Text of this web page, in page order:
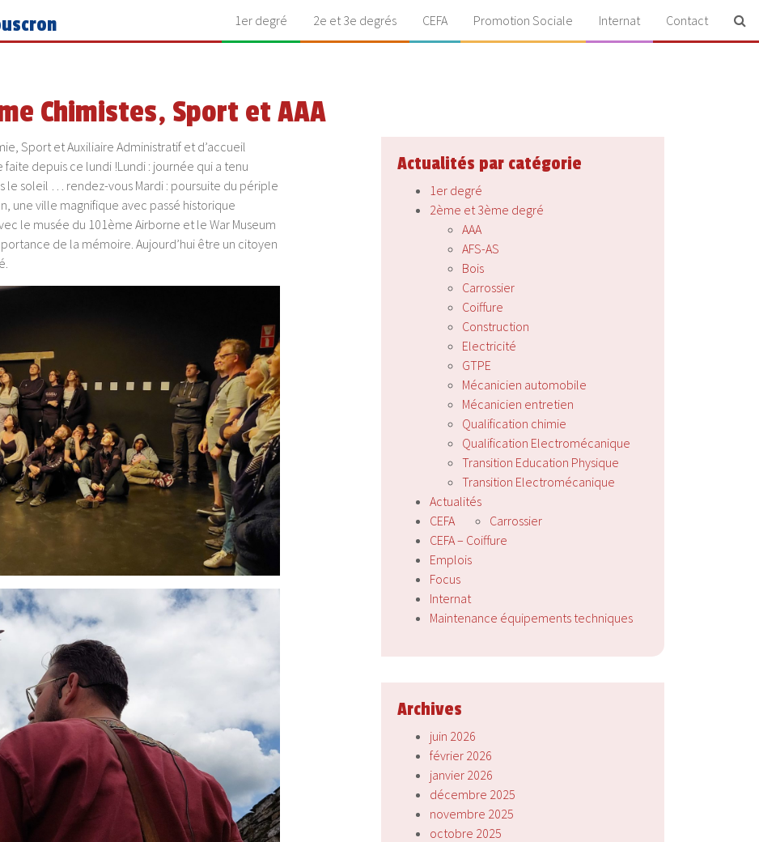
1er degré 2e et 3e degrés CEFA Promotion Sociale Internat Contact
Chimistes, Sport et AAA
Sport et Auxiliaire Administratif et d’accueil
depuis ce lundi !Lundi : journée qui a tenu
le soleil … rendez-vous Mardi : poursuite du périple
une ville magnifique avec passé historique
le musée du 101ème Airborne et le War Museum
de la mémoire. Aujourd’hui être un citoyen
Actualités par catégorie
1er degré
2ème et 3ème degré
AAA
AFS-AS
Bois
Carrossier
Coiffure
Construction
Electricité
GTPE
Mécanicien automobile
Mécanicien entretien
Qualification chimie
Qualification Electromécanique
Transition Education Physique
Transition Electromécanique
Actualités
CEFA
Carrossier
CEFA – Coiffure
Emplois
Focus
Internat
Maintenance équipements techniques
Archives
juin 2026
février 2026
janvier 2026
décembre 2025
novembre 2025
octobre 2025